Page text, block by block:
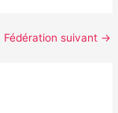
Fédération suivant →